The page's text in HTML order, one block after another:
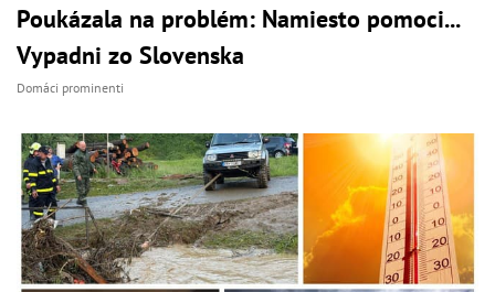
Poukázala na problém: Namiesto pomoci...
Vypadni zo Slovenska
Domáci prominenti